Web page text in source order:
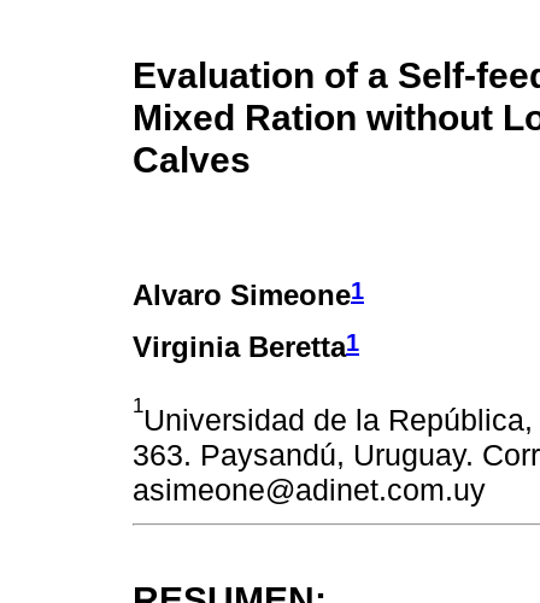
Evaluation of a Self-
Mixed Ration without
Calves
Alvaro Simeone1
Virginia Beretta1
1Universidad de la
363. Paysandú, Uruguay.
asimeone@adinet.com.uy